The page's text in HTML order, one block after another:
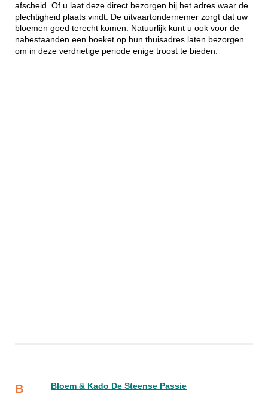
afscheid. Of u laat deze direct bezorgen bij het adres waar de
plechtigheid plaats vindt. De uitvaartondernemer zorgt dat uw
bloemen goed terecht komen. Natuurlijk kunt u ook voor de
nabestaanden een boeket op hun thuisadres laten bezorgen
om in deze verdrietige periode enige troost te bieden.
B Bloem & Kado De Steense Passie